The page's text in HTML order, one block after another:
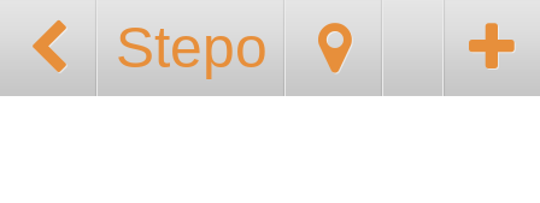
Stepo